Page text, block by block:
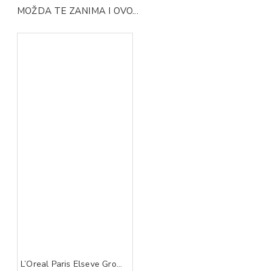
MOŽDA TE ZANIMA I OVO...
L’Oreal Paris Elseve Growth Booster serum 102 ml